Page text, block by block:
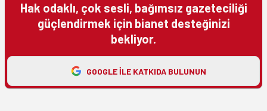
Hak odaklı, çok sesli, bağımsız gazeteciliği
güçlendirmek için bianet desteğinizi
bekliyor.
GOOGLE ILE KATKIDA BULUNUN